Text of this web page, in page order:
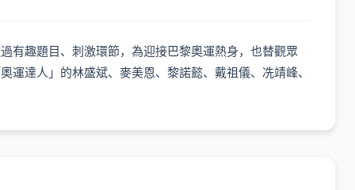
有趣題目、刺激環節，為迎接巴黎奧運熱身，也替觀眾
達人」的林盛斌、麥美恩、黎諾懿、戴祖儀、冼靖峰、